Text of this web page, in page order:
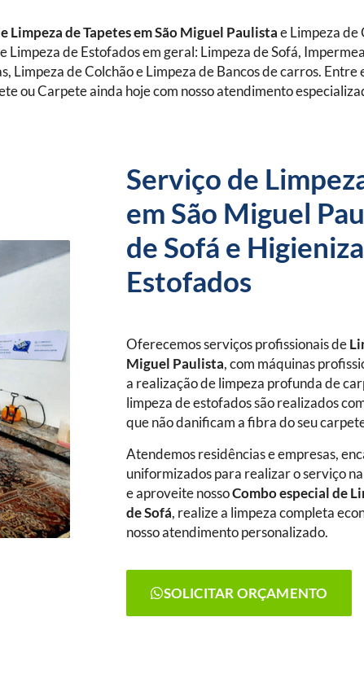
Limpeza de Tapetesem São Miguel Paulista e Limpeza de
de Estofados em geral: Limpeza de Sofá,
Limpeza de Colchão e Limpeza de Bancos de carros.
ou Carpete ainda hoje com nosso atendimento
Serviço de
em São Miguel
de Sofá e
Estofados
Oferecemos serviços profissionais de
Miguel Paulista, com máquinas
a realização de limpeza profunda de
limpeza de estofados são realizados
que não danificam a fibra do seu
Atendemos residências e empresas,
uniformizados para realizar o serviço
e aproveite nossoCombo especial de
de Sofá, realize a limpeza completa
nosso atendimento personalizado.
SOLICITAR ORÇAMENTO